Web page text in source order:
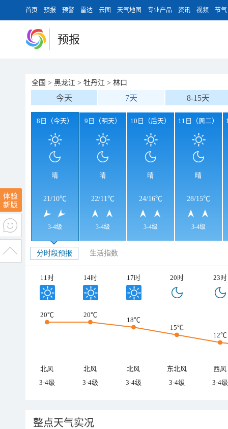
首页 预报 预警 雷达 云图 天气地图 专业产品 资讯 视频 节气
预报
全国 > 黑龙江 > 牡丹江 > 林口
今天 7天 8-15天
8日（今天）
晴
21/10℃
3-4级
9日（明天）
晴
22/11℃
3-4级
10日（后天）
晴
24/16℃
3-4级
11日（周二）
晴
28/15℃
3-4级
分时段预报 生活指数
11时 14时 17时 20时 23时
20℃ 20℃
18℃
15℃
12℃
北风 北风 北风 东北风
西风
3-4级
3-4级 3-4级 3-4级 3-4级
整点天气实况